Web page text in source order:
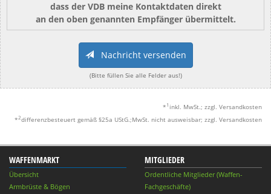
dass der VDB meine Kontaktdaten direkt
an den oben genannten Empfänger übermittelt.
Nachricht versenden
(Bitte füllen Sie alle Felder aus!)
* 1 inkl. MwSt.; zzgl. Versandkosten
*2differenzbesteuert gemäß §25a UStG.;MwSt. nicht ausweisbar; zzgl. Versandkosten
WAFFENMARKT
Übersicht
Armbrüste & Bögen
MITGLIEDER
Ordentliche Mitglieder (Waffen-
Fachgeschäfte)